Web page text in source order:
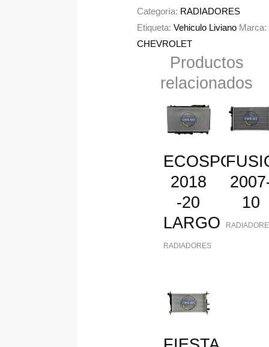
Categoría: RADIADORES
Etiqueta: Vehiculo Liviano Marca:
CHEVROLET
Productos
relacionados
ECOSPORT
2018
-20
LARGO
RADIADORES
10